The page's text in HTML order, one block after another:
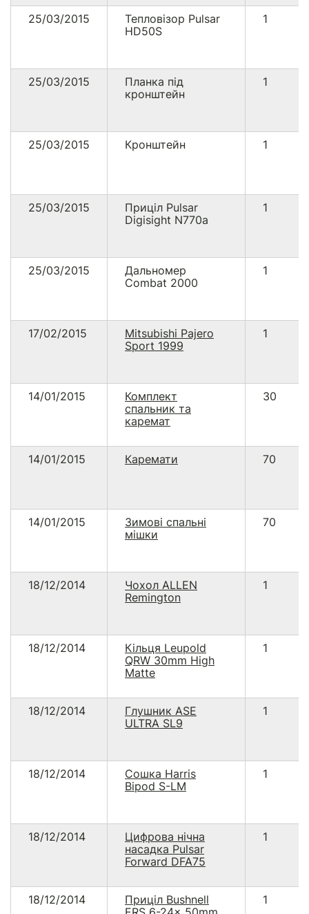
25/03/2015
Тепловізор Pulsar
HD50S
1
25/03/2015
Планка під
кронштейн
1
25/03/2015 Кронштейн 1
25/03/2015
Приціл Pulsar
Digisight N770a
1
25/03/2015
Дальномер
Combat 2000
1
17/02/2015
Mitsubishi Pajero
Sport 1999
1
14/01/2015
Комплект
спальник та
каремат
30
14/01/2015 Каремати 70
14/01/2015
Зимові спальні
мішки
70
18/12/2014
Чохол ALLEN
Remington
1
18/12/2014
Кільця Leupold
QRW 30mm High
Matte
1
18/12/2014
Глушник ASE
ULTRA SL9
1
18/12/2014
Сошка Harris
Bipod S-LM
1
18/12/2014
Цифрова нічна
насадка Pulsar
Forward DFA75
1
18/12/2014
Приціл Bushnell
1